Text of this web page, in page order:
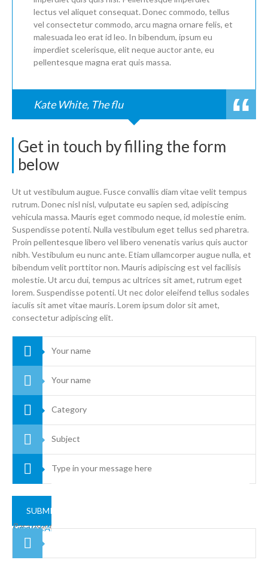
lectus vel aliquet consequat. Donec commodo, tellus
vel consectetur commodo, arcu magna ornare felis, et
malesuada leo erat id leo. In bibendum, ipsum eu
imperdiet scelerisque, elit neque auctor ante, eu
pellentesque magna erat quis massa.
Kate White, The flu
Get in touch by filling the form
below
Ut ut vestibulum augue. Fusce convallis diam vitae velit tempus
rutrum. Donec nisl nisl, vulputate eu sapien sed, adipiscing
vehicula massa. Mauris eget commodo neque, id molestie enim.
Suspendisse potenti. Nulla vestibulum eget tellus sed pharetra.
Proin pellentesque libero vel libero venenatis varius quis auctor
nibh. Vestibulum eu nunc ante. Etiam ullamcorper augue nulla, et
bibendum velit porttitor non. Mauris adipiscing est vel facilisis
molestie. Ut arcu dui, tempus ac ultrices sit amet, rutrum eget
lorem. Suspendisse potenti. Ut nec dolor eleifend tellus sodales
iaculis sit amet vitae mauris. Lorem ipsum dolor sit amet,
consectetur adipiscing elit.
Para usar CAPTCHA, tienes que tener instalado el pluginReally
Simple CAPTCHA.